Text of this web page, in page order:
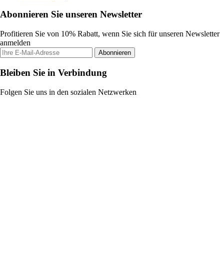
Abonnieren Sie unseren Newsletter
Profitieren Sie von 10% Rabatt, wenn Sie sich für unseren Newsletter
anmelden
Abonnieren
Bleiben Sie in Verbindung
Folgen Sie uns in den sozialen Netzwerken